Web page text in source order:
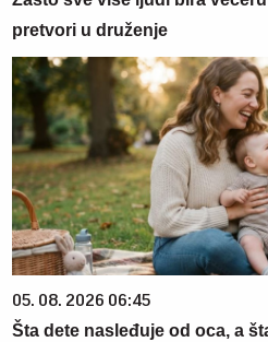
pretvori u druženje
05. 08. 2026 06:45
Šta dete nasleđuje od oca, a